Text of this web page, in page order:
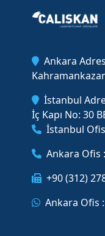
Ankara
İstanbul
İç Kapı No: 30
İstanbul
Ankara Ofis
+90 (312)
Ankara Ofis